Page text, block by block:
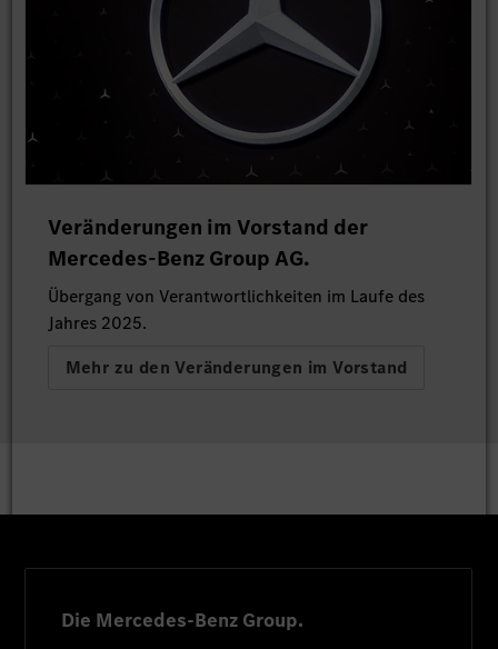
Veränderungen im Vorstand der
Mercedes-Benz Group AG.
Übergang von Verantwortlichkeiten im Laufe des
Jahres 2025.
Mehr zu den Veränderungen im Vorstand
Die Mercedes-Benz Group.